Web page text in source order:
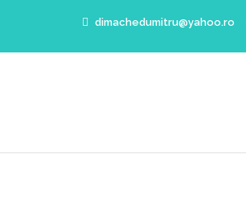
dimachedumitru@yahoo.ro